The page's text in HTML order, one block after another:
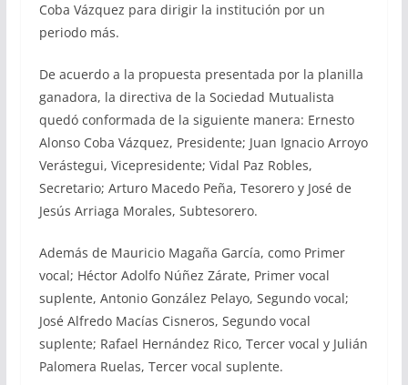
Coba Vázquez para dirigir la institución por un
periodo más.
De acuerdo a la propuesta presentada por la planilla
ganadora, la directiva de la Sociedad Mutualista
quedó conformada de la siguiente manera: Ernesto
Alonso Coba Vázquez, Presidente; Juan Ignacio Arroyo
Verástegui, Vicepresidente; Vidal Paz Robles,
Secretario; Arturo Macedo Peña, Tesorero y José de
Jesús Arriaga Morales, Subtesorero.
Además de Mauricio Magaña García, como Primer
vocal; Héctor Adolfo Núñez Zárate, Primer vocal
suplente, Antonio González Pelayo, Segundo vocal;
José Alfredo Macías Cisneros, Segundo vocal
suplente; Rafael Hernández Rico, Tercer vocal y Julián
Palomera Ruelas, Tercer vocal suplente.